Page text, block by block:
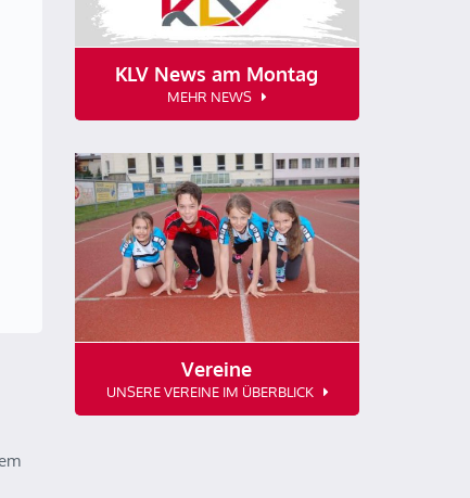
KLV News am Montag
MEHR NEWS
Vereine
UNSERE VEREINE IM ÜBERBLICK